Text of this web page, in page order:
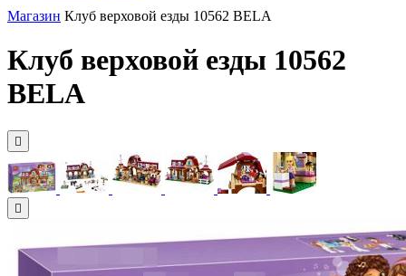
Магазин Клуб верховой езды 10562 BELA
Клуб верховой езды 10562
BELA